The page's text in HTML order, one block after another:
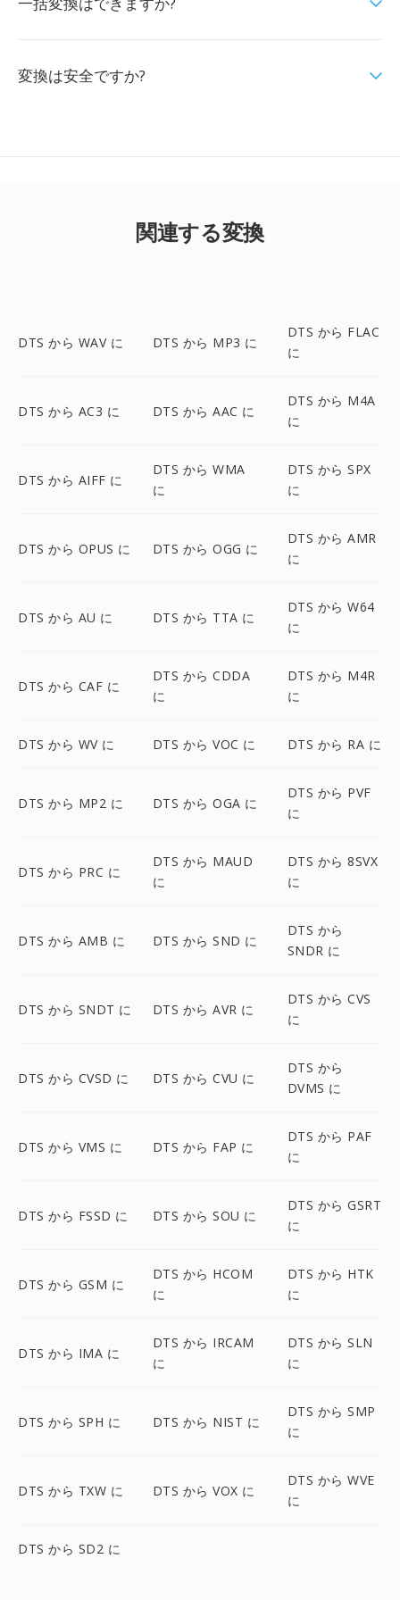
変換は安全ですか?
関連する変換
DTS から WAV に DTS から MP3 に
DTS から FLAC
に
DTS から AC3 に DTS から AAC に
DTS から M4A
に
DTS から AIFF に
DTS から WMA
に
DTS から SPX
に
DTS から OPUS に DTS から OGG に
DTS から AMR
に
DTS から AU に DTS から TTA に
DTS から W64
に
DTS から CAF に
DTS から CDDA
に
DTS から M4R
に
DTS から WV に DTS から VOC に DTS から RA に
DTS から MP2 に DTS から OGA に
DTS から PVF
に
DTS から PRC に
DTS から MAUD
に
DTS から 8SVX
に
DTS から AMB に DTS から SND に
DTS から
SNDR に
DTS から SNDT に DTS から AVR に
DTS から CVS
に
DTS から CVSD に DTS から CVU に
DTS から
DVMS に
DTS から VMS に DTS から FAP に
DTS から PAF
に
DTS から FSSD に DTS から SOU に
DTS から GSRT
に
DTS から GSM に
DTS から HCOM
に
DTS から HTK
に
DTS から IMA に
DTS から IRCAM
に
DTS から SLN
に
DTS から SPH に DTS から NIST に
DTS から SMP
に
DTS から TXW に DTS から VOX に
DTS から WVE
に
DTS から SD2 に